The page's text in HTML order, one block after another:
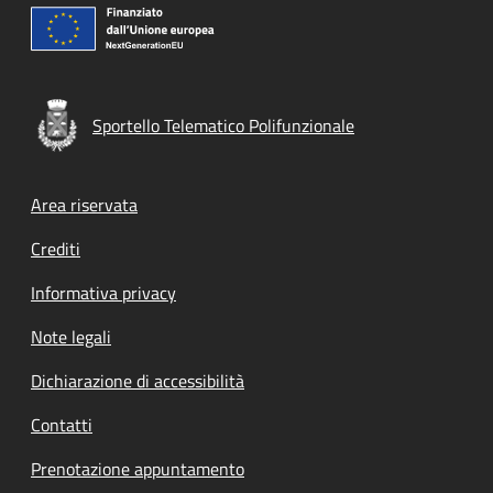
Sportello Telematico Polifunzionale
Footer menu
Area riservata
Crediti
Informativa privacy
Note legali
Dichiarazione di accessibilità
Contatti
Prenotazione appuntamento